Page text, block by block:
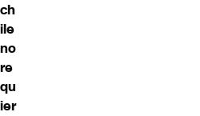
ch
ile
no
re
qu
ier